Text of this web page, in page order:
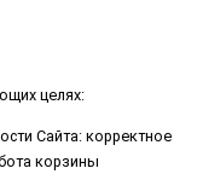
целях:
Сайта: корректное
корзины